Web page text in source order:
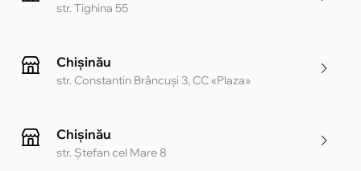
str. Tighina 55
Chișinău
str. Constantin Brâncuși 3, CC «Plaza»
Chișinău
str. Ștefan cel Mare 8